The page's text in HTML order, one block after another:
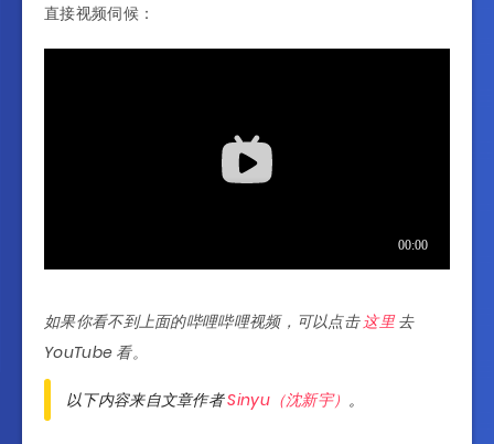
直接视频伺候：
如果你看不到上面的哔哩哔哩视频，可以点击这里去
YouTube 看。
以下内容来自文章作者Sinyu（沈新宇） 。